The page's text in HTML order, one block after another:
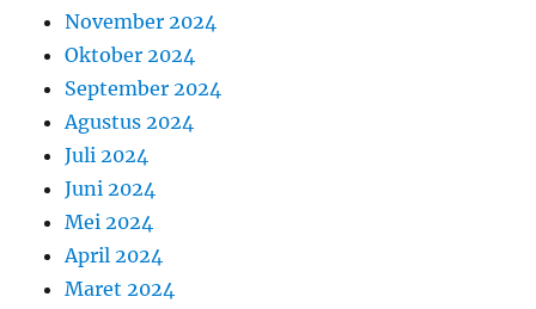
November 2024
Oktober 2024
September 2024
Agustus 2024
Juli 2024
Juni 2024
Mei 2024
April 2024
Maret 2024